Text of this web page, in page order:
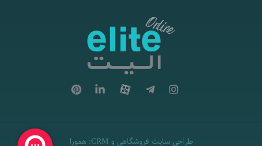
طراحی سایت فروشگاهی و CRM
: همورا